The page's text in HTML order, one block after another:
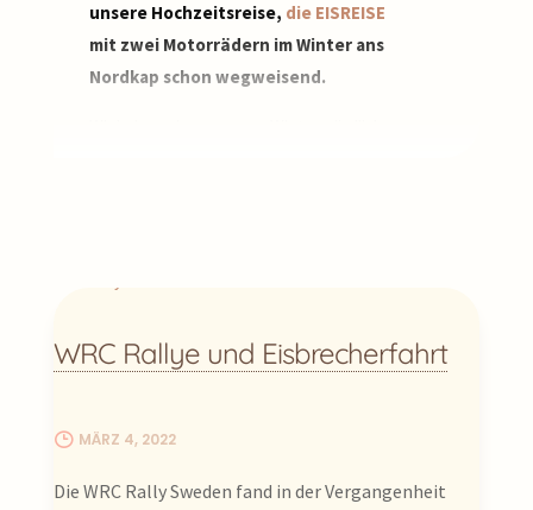
unsere Hochzeitsreise, die EISREISE
mit zwei Motorrädern im Winter ans
Nordkap schon wegweisend.
spezielle Erfahrung.
Wir sind mit unserem VW T4 Kittymobil
Eisstraßen über die Ostsee gefahren,
gecampt und fast jede Nacht Nordlichter
WRC Rallye und Eisbrecherfahrt
MÄRZ 4, 2022
Die WRC Rally Sweden fand in der Vergangenheit